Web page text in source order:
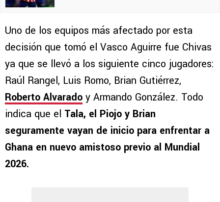
Uno de los equipos más afectado por esta
decisión que tomó el Vasco Aguirre fue Chivas
ya que se llevó a los siguiente cinco jugadores:
Raúl Rangel, Luis Romo, Brian Gutiérrez,
Roberto Alvarado y Armando González. Todo
indica que el Tala, el Piojo y Brian
seguramente vayan de inicio para enfrentar a
Ghana en nuevo amistoso previo al Mundial
2026.